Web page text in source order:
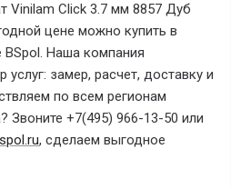
Vinilam Click 3.7 мм 8857 Дуб
цене можно купить в
BSpol. Наша компания
услуг: замер, расчет, доставку и
по всем регионам
Звоните +7(495) 966-13-50 или
, сделаем выгодное